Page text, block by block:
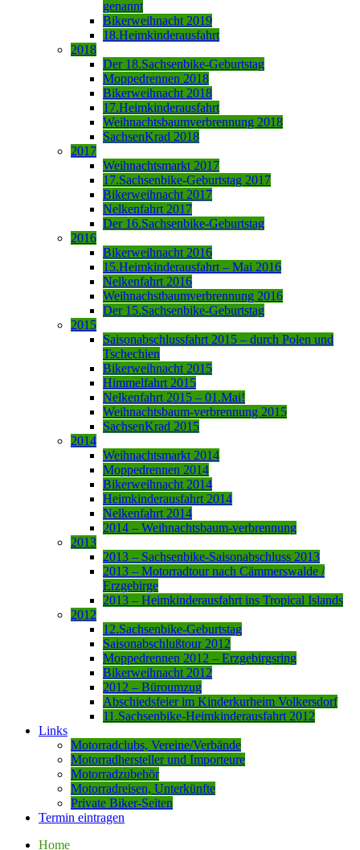
genannt
Bikerweihnacht 2019
18.Heimkinderausfahrt
2018
Der 18.Sachsenbike-Geburtstag
Moppedrennen 2018
Bikerweihnacht 2018
17.Heimkinderausfahrt
Weihnachtsbaumverbrennung 2018
SachsenKrad 2018
2017
Weihnachtsmarkt 2017
17.Sachsenbike-Geburtstag 2017
Bikerweihnacht 2017
Nelkenfahrt 2017
Der 16.Sachsenbike-Geburtstag
2016
Bikerweihnacht 2016
15.Heimkinderausfahrt – Mai 2016
Nelkenfahrt 2016
Weihnachstbaumverbrennung 2016
Der 15.Sachsenbike-Geburtstag
2015
Saisonabschlussfahrt 2015 – durch Polen und
Tschechien
Bikerweihnacht 2015
Himmelfahrt 2015
Nelkenfahrt 2015 – 01.Mai!
Weihnachtsbaum-verbrennung 2015
SachsenKrad 2015
2014
Weihnachtsmarkt 2014
Moppedrennen 2014
Bikerweihnacht 2014
Heimkinderausfahrt 2014
Nelkenfahrt 2014
2014 – Weihnachtsbaum-verbrennung
2013
2013 – Sachsenbike-Saisonabschluss 2013
2013 – Motorradtour nach Cämmerswalde /
Erzgebirge
2013 – Heimkinderausfahrt ins Tropical Islands
2012
12.Sachsenbike-Geburtstag
Saisonabschlußtour 2012
Moppedrennen 2012 – Erzgebirgsring
Bikerweihnacht 2012
2012 – Büroumzug
Abschiedsfeier im Kinderkurheim Volkersdorf
11.Sachsenbike-Heimkinderausfahrt 2012
Links
Motorradclubs, Vereine/Verbände
Motorradhersteller und Importeure
Motorradzubehör
Motorradreisen, Unterkünfte
Private Biker-Seiten
Termin eintragen
Home